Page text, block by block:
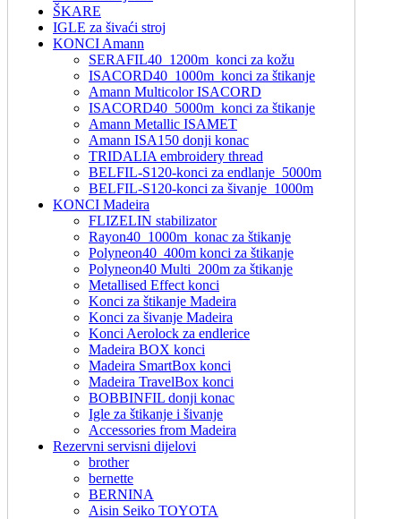
ŠKARE
IGLE za šivaći stroj
KONCI Amann
SERAFIL40_1200m_konci za kožu
ISACORD40_1000m_konci za štikanje
Amann Multicolor ISACORD
ISACORD40_5000m_konci za štikanje
Amann Metallic ISAMET
Amann ISA150 donji konac
TRIDALIA embroidery thread
BELFIL-S120-konci za endlanje_5000m
BELFIL-S120-konci za šivanje_1000m
KONCI Madeira
FLIZELIN stabilizator
Rayon40_1000m_konac za štikanje
Polyneon40_400m konci za štikanje
Polyneon40 Multi_200m za štikanje
Metallised Effect konci
Konci za štikanje Madeira
Konci za šivanje Madeira
Konci Aerolock za endlerice
Madeira BOX konci
Madeira SmartBox konci
Madeira TravelBox konci
BOBBINFIL donji konac
Igle za štikanje i šivanje
Accessories from Madeira
Rezervni servisni dijelovi
brother
bernette
BERNINA
Aisin Seiko TOYOTA